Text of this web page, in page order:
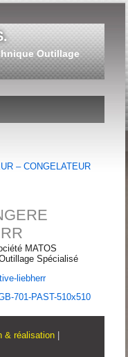
Outillage
– CONGELATEUR
MATOS
Spécialisé
liebherr
701-PAST-510x510
& réalisation